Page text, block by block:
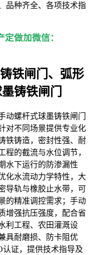
品种齐全、各项技术指
做加微信：
铁闸门、弧形
铸铁闸门
动螺杆式球墨铸铁闸门
对不同场景提供专业化
铁铸造，密封性强、耐
程的截流与水位调节，
水下运行的防渗漏性
化水流动力学特性，大
导轨与橡胶止水带，可
的精准调控需求；手动
增强抗压强度，配合省
利工程、农田灌溉设
具耐磨损、防卡阻优
认证，提供技术指导及